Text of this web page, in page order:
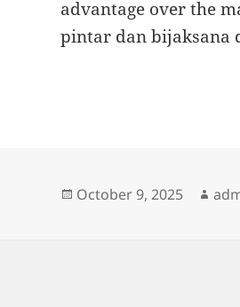
advantage over the
pintar dan bijaksana
Posted
October 9, 2025